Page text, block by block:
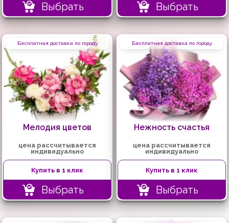
Выбрать Выбрать
Бесплатная доставка по городу
Мелодия цветов
цена рассчитывается
индивидуально
Купить в 1 клик
Выбрать
Бесплатная доставка по городу
Нежность счастья
цена рассчитывается
индивидуально
Купить в 1 клик
Выбрать